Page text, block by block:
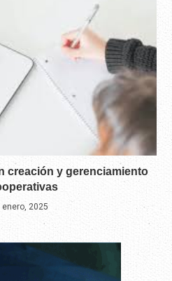
creación y gerenciamiento
enero, 2025